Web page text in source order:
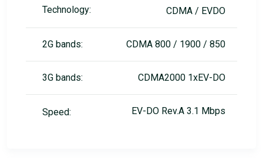
Technology: CDMA / EVDO
2G bands: CDMA 800 / 1900 / 850
3G bands: CDMA2000 1xEV-DO
Speed: EV-DO Rev.A 3.1 Mbps